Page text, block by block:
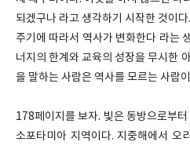
되겠구나 라고 생각하기 시작한 것이
주기에 따라서 역사가 변화한다 라는
너지의 한계와 교육의 성장을 무시한
을 말하는 사람은 역사를 모르는 사람
178페이지를 보자. 빛은 동방으로부
소포타미아 지역이다. 지중해에서 오